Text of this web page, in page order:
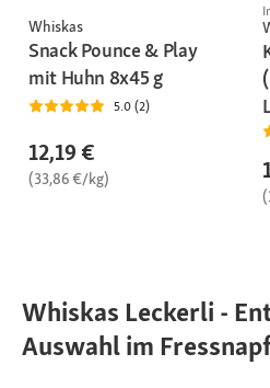
Whiskas
Snack Pounce & Play
mit Huhn 8x45 g
5.0 (2)
12,19 €
(33,86 €/kg)
Whiskas Leckerli -
Auswahl im